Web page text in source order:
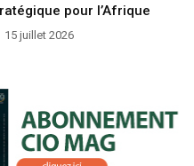
pour l’Afrique
15 juillet 2026